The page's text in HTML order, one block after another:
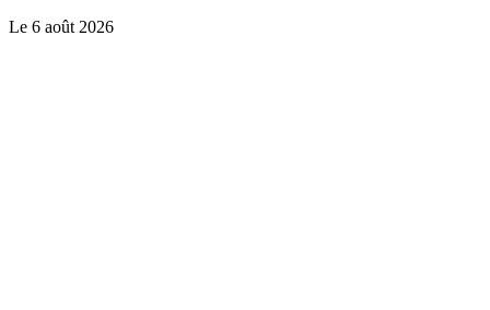
Le 6 août 2026